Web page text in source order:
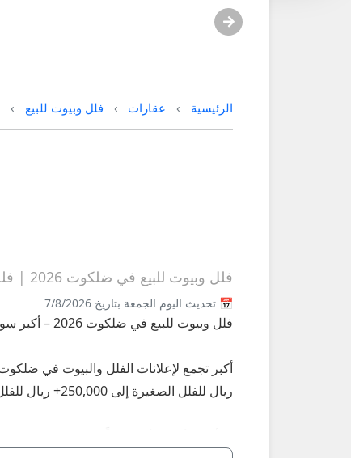
الرئيسية عقارات فلل وبيوت للبيع
فلل وبيوت للبيع في ضلكوت 2026 | فلل مفروشة وغير مفروشة
📅 تحديث اليوم الجمعة بتاريخ 7/8/2026
فلل وبيوت للبيع في ضلكوت 2026 – أكبر سوق فلل وبيوت للبيع في ضلكوت على عُمانيستا
ريال للفلل الصغيرة إلى 250,000+ ريال للفلل الفاخرة.